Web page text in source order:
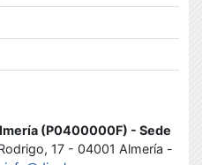
(P0400000F) - Sede
17 - 04001 Almería -